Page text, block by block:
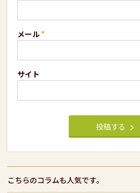
メール*
サイト
こちらのコラムも人気です。